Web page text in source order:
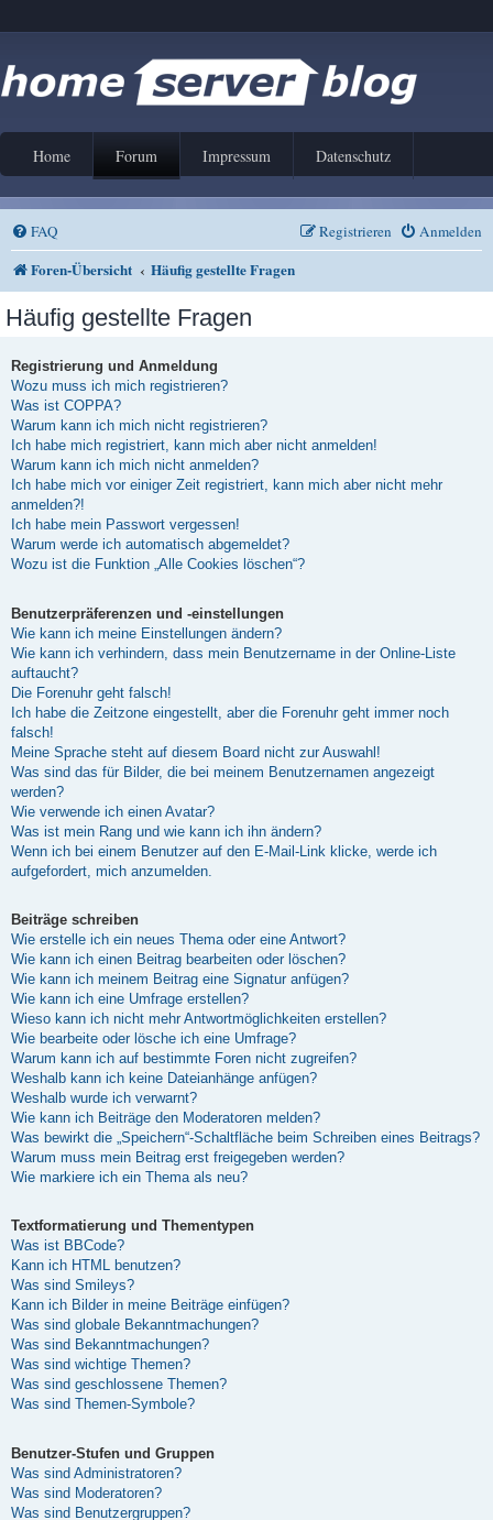
Home Forum Impressum Datenschutz
FAQ Anmelden
Registrieren
Foren-Übersicht Häufig gestellte Fragen
Häufig gestellte Fragen
Registrierung und Anmeldung
Wozu muss ich mich registrieren?
Was ist COPPA?
Warum kann ich mich nicht registrieren?
Ich habe mich registriert, kann mich aber nicht anmelden!
Warum kann ich mich nicht anmelden?
Ich habe mich vor einiger Zeit registriert, kann mich aber nicht mehr
anmelden?!
Ich habe mein Passwort vergessen!
Warum werde ich automatisch abgemeldet?
Wozu ist die Funktion „Alle Cookies löschen“?
Benutzerpräferenzen und -einstellungen
Wie kann ich meine Einstellungen ändern?
Wie kann ich verhindern, dass mein Benutzername in der Online-Liste
auftaucht?
Die Forenuhr geht falsch!
Ich habe die Zeitzone eingestellt, aber die Forenuhr geht immer noch
falsch!
Meine Sprache steht auf diesem Board nicht zur Auswahl!
Was sind das für Bilder, die bei meinem Benutzernamen angezeigt
werden?
Wie verwende ich einen Avatar?
Was ist mein Rang und wie kann ich ihn ändern?
Wenn ich bei einem Benutzer auf den E-Mail-Link klicke, werde ich
aufgefordert, mich anzumelden.
Beiträge schreiben
Wie erstelle ich ein neues Thema oder eine Antwort?
Wie kann ich einen Beitrag bearbeiten oder löschen?
Wie kann ich meinem Beitrag eine Signatur anfügen?
Wie kann ich eine Umfrage erstellen?
Wieso kann ich nicht mehr Antwortmöglichkeiten erstellen?
Wie bearbeite oder lösche ich eine Umfrage?
Warum kann ich auf bestimmte Foren nicht zugreifen?
Weshalb kann ich keine Dateianhänge anfügen?
Weshalb wurde ich verwarnt?
Wie kann ich Beiträge den Moderatoren melden?
Was bewirkt die „Speichern“-Schaltfläche beim Schreiben eines Beitrags?
Warum muss mein Beitrag erst freigegeben werden?
Wie markiere ich ein Thema als neu?
Textformatierung und Thementypen
Was ist BBCode?
Kann ich HTML benutzen?
Was sind Smileys?
Kann ich Bilder in meine Beiträge einfügen?
Was sind globale Bekanntmachungen?
Was sind Bekanntmachungen?
Was sind wichtige Themen?
Was sind geschlossene Themen?
Was sind Themen-Symbole?
Benutzer-Stufen und Gruppen
Was sind Administratoren?
Was sind Moderatoren?
Was sind Benutzergruppen?